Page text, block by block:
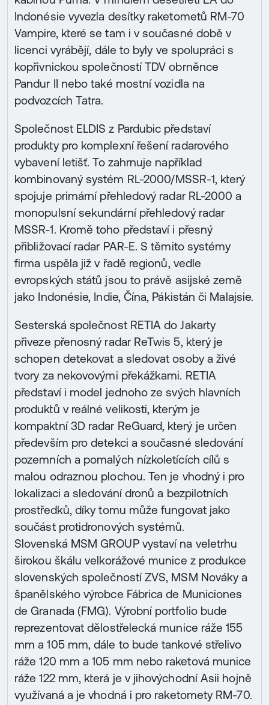
Indonésie vyvezla desítky raketometů RM-70
Vampire, které se tam i v současné době v
licenci vyrábějí, dále to byly ve spolupráci s
kopřivnickou společností TDV obrněnce
Pandur II nebo také mostní vozidla na
podvozcích Tatra.
Společnost ELDIS z Pardubic představí
produkty pro komplexní řešení radarového
vybavení letišť. To zahrnuje například
kombinovaný systém RL-2000/MSSR-1, který
spojuje primární přehledový radar RL-2000 a
monopulsní sekundární přehledový radar
MSSR-1. Kromě toho představí i přesný
přibližovací radar PAR-E. S těmito systémy
firma uspěla již v řadě regionů, vedle
evropských států jsou to právě asijské země
jako Indonésie, Indie, Čína, Pákistán či Malajsie.
Sesterská společnost RETIA do Jakarty
přiveze přenosný radar ReTwis 5, který je
schopen detekovat a sledovat osoby a živé
tvory za nekovovými překážkami. RETIA
představí i model jednoho ze svých hlavních
produktů v reálné velikosti, kterým je
kompaktní 3D radar ReGuard, který je určen
především pro detekci a současné sledování
pozemních a pomalých nízkoletících cílů s
malou odraznou plochou. Ten je vhodný i pro
lokalizaci a sledování dronů a bezpilotních
prostředků, díky tomu může fungovat jako
součást protidronových systémů.
Slovenská MSM GROUP vystaví na veletrhu
širokou škálu velkorážové munice z produkce
slovenských společností ZVS, MSM Nováky a
španělského výrobce Fábrica de Municiones
de Granada (FMG). Výrobní portfolio bude
reprezentovat dělostřelecká munice ráže 155
mm a 105 mm, dále to bude tankové střelivo
ráže 120 mm a 105 mm nebo raketová munice
ráže 122 mm, která je v jihovýchodní Asii hojně
využívaná a je vhodná i pro raketomety RM-70.